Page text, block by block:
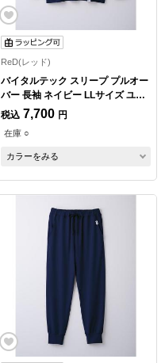
ReD(レッド)
バイタルテック スリープ プルオー
バー 長袖 ネイビー LLサイズ ユニ
セックス
税込 7,700 円
在庫 ○
カラーをみる